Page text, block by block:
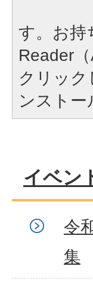
す。お持
Reader
クリッ
ンストー
イベン
令
集